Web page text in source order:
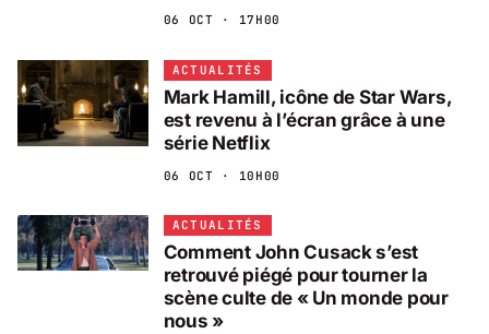
06 OCT · 17H00
ACTUALITÉS
Mark Hamill, icône de Star Wars,
est revenu à l’écran grâce à une
série Netflix
06 OCT · 10H00
ACTUALITÉS
Comment John Cusack s’est
retrouvé piégé pour tourner la
scène culte de « Un monde pour
nous »